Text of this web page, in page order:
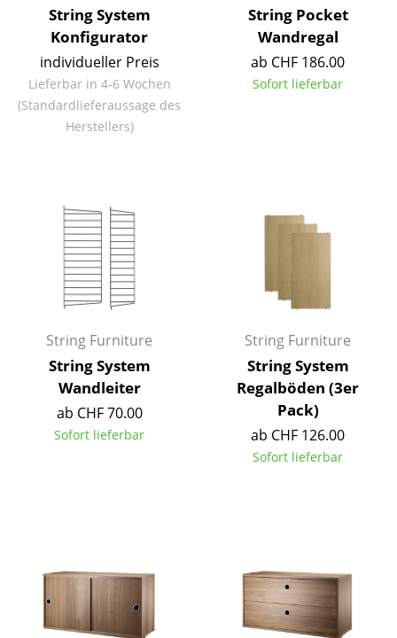
Gartentische
Servierwagen
Einzelteile
... alle Tische
Bücherregale
Wandregale
Sideboards & Kommoden
TV Möbel
Beistell- & Rollcontainer
Barmöbel
Garderoben
Hängeleuchten & Deckenleuchten
String System
Konfigurator
individueller Preis
Lieferbar in 4-6 Wochen
(Standardlieferaussage des
Herstellers)
String Pocket
Wandregal
ab CHF 186.00
Sofort lieferbar
String Furniture
String System
Wandleiter
ab CHF 70.00
Sofort lieferbar
String Furniture
String System
Regalböden (3er
Pack)
ab CHF 126.00
Sofort lieferbar